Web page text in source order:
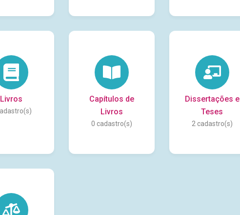
Livros
Capítulos de
Livros
0
Dissertações e
Teses
2